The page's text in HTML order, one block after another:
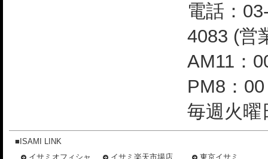
電話：
4083 (営
AM11：
PM8：
毎週火曜
■ISAMI LINK
イサミオフィシャ
イサミ楽天市場店 東京イサミ